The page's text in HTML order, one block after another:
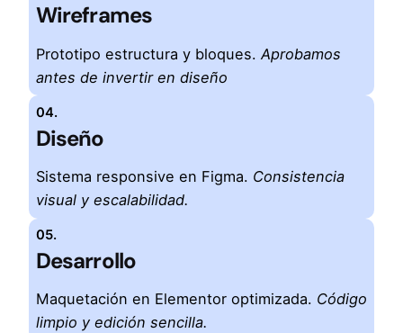
Wireframes
Prototipo estructura y bloques. Aprobamos
antes de invertir en diseño
04.
Diseño
Sistema responsive en Figma. Consistencia
visual y escalabilidad.
05.
Desarrollo
Maquetación en Elementor optimizada. Código
limpio y edición sencilla.